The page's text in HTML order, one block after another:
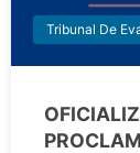
Tribunal De